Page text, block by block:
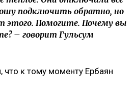
подключить обратно, но
этого. Помогите. Почему вы
– говорит Гульсум
что к тому моменту Ербаян